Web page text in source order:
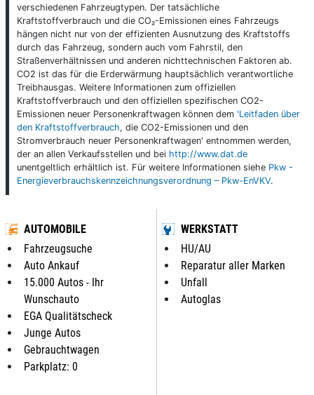
verschiedenen Fahrzeugtypen. Der tatsächliche
Kraftstoffverbrauch und die CO₂-Emissionen eines Fahrzeugs
hängen nicht nur von der effizienten Ausnutzung des Kraftstoffs
durch das Fahrzeug, sondern auch vom Fahrstil, den
Straßenverhältnissen und anderen nichttechnischen Faktoren ab.
CO2 ist das für die Erderwärmung hauptsächlich verantwortliche
Treibhausgas. Weitere Informationen zum offiziellen
Kraftstoffverbrauch und den offiziellen spezifischen CO2-
Emissionen neuer Personenkraftwagen können dem 'Leitfaden über
den Kraftstoffverbrauch, die CO2-Emissionen und den
Stromverbrauch neuer Personenkraftwagen' entnommen werden,
der an allen Verkaufsstellen und bei http://www.dat.de
unentgeltlich erhältlich ist. Für weitere Informationen siehe Pkw -
Energieverbrauchskennzeichnungsverordnung – Pkw-EnVKV.
AUTOMOBILE
Fahrzeugsuche
Auto Ankauf
15.000 Autos - Ihr
Wunschauto
EGA Qualitätscheck
Junge Autos
Gebrauchtwagen
Parkplatz: 0
WERKSTATT
HU/AU
Reparatur aller Marken
Unfall
Autoglas